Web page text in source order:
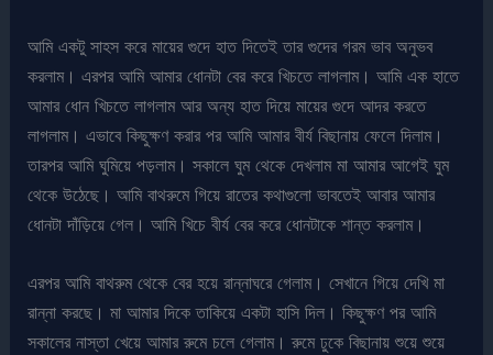
আমি একটু সাহস করে মায়ের গুদে হাত দিতেই তার গুদের গরম ভাব অনুভব
করলাম। এরপর আমি আমার ধোনটা বের করে খিচতে লাগলাম। আমি এক হাতে
আমার ধোন খিচতে লাগলাম আর অন্য হাত দিয়ে মায়ের গুদে আদর করতে
লাগলাম। এভাবে কিছুক্ষণ করার পর আমি আমার বীর্য বিছানায় ফেলে দিলাম।
তারপর আমি ঘুমিয়ে পড়লাম। সকালে ঘুম থেকে দেখলাম মা আমার আগেই ঘুম
থেকে উঠেছে। আমি বাথরুমে গিয়ে রাতের কথাগুলো ভাবতেই আবার আমার
ধোনটা দাঁড়িয়ে গেল। আমি খিচে বীর্য বের করে ধোনটাকে শান্ত করলাম।
এরপর আমি বাথরুম থেকে বের হয়ে রান্নাঘরে গেলাম। সেখানে গিয়ে দেখি মা
রান্না করছে। মা আমার দিকে তাকিয়ে একটা হাসি দিল। কিছুক্ষণ পর আমি
সকালের নাস্তা খেয়ে আমার রুমে চলে গেলাম। রুমে ঢুকে বিছানায় শুয়ে শুয়ে